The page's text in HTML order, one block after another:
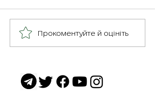
Герої серед нас: медик
Хітмен
Прокоментуйте й оцініть